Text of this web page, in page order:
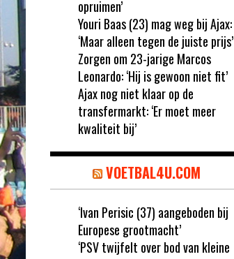
opruimen’
Youri Baas (23) mag weg bij Ajax:
‘Maar alleen tegen de juiste prijs’
Zorgen om 23-jarige Marcos
Leonardo: ‘Hij is gewoon niet fit’
Ajax nog niet klaar op de
transfermarkt: ‘Er moet meer
kwaliteit bij’
VOETBAL4U.COM
‘Ivan Perisic (37) aangeboden bij
Europese grootmacht’
‘PSV twijfelt over bod van kleine